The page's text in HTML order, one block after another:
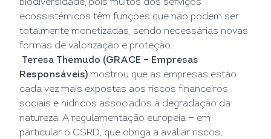
biodiversidade, pois muitos dos serviços
ecossistémicos têm funções que não podem ser
totalmente monetizadas, sendo necessárias novas
formas de valorização e proteção.
Teresa Themudo (GRACE – Empresas
Responsáveis) mostrou que as empresas estão
cada vez mais expostas aos riscos financeiros,
sociais e hídricos associados à degradação da
natureza. A regulamentação europeia — em
particular o CSRD, que obriga a avaliar riscos,